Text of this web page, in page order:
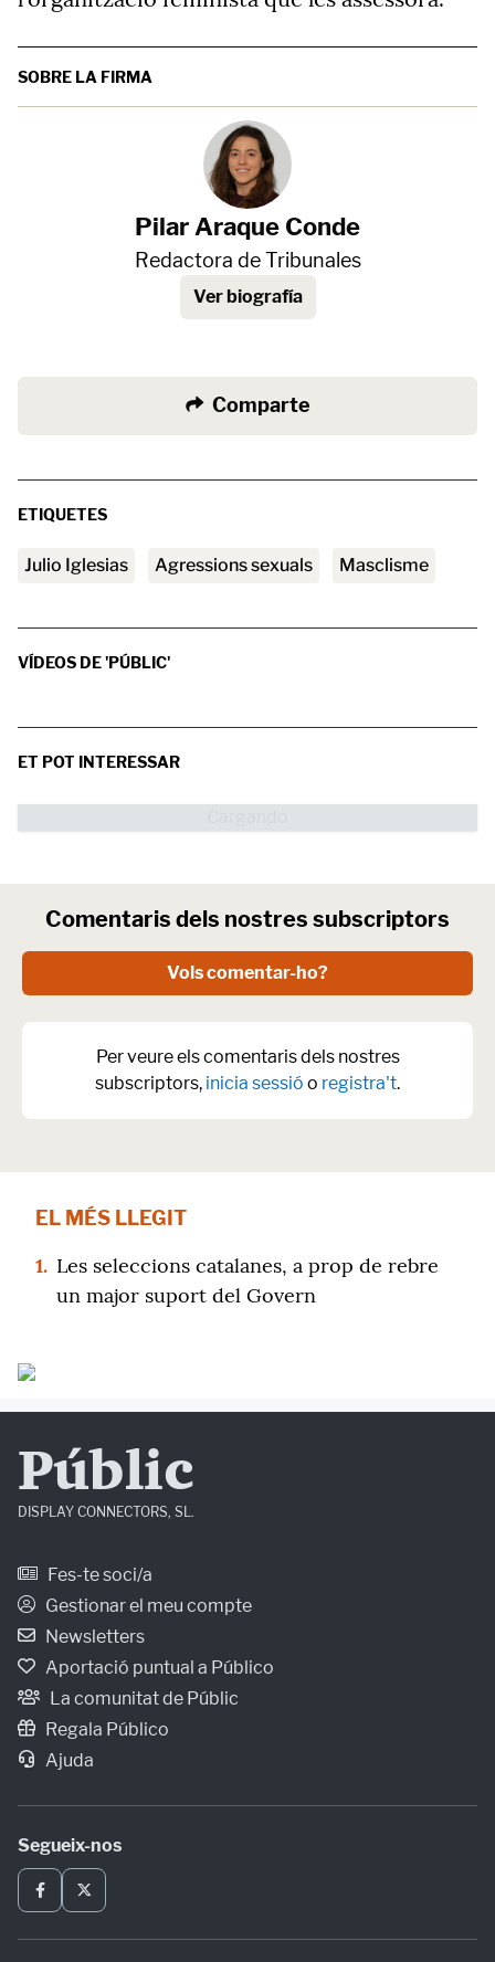
SOBRE LA FIRMA
Pilar Araque Conde
Redactora de Tribunales
Ver biografía
Comparte
ETIQUETES
Julio Iglesias agressions sexuals masclisme
VÍDEOS DE 'PÚBLIC'
ET POT INTERESSAR
Comentaris dels nostres subscriptors
Vols comentar-ho?
Per veure els comentaris dels nostres
subscriptors, inicia sessió o registra't.
EL MÉS LLEGIT
1. Les seleccions catalanes, a prop de rebre
un major suport del Govern
Públic
DISPLAY CONNECTORS, SL.
Fes-te soci/a
Gestionar el meu compte
Newsletters
Aportació puntual a Público
La comunitat de Públic
Regala Público
Ajuda
Segueix-nos